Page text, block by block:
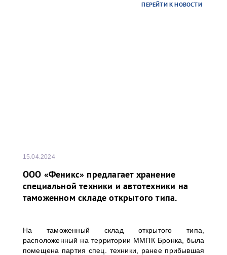
Олеговича. Торжественное открытие
ПЕРЕЙТИ К НОВОСТИ
15.04.2024
ООО «Феникс» предлагает хранение
специальной техники и автотехники на
таможенном складе открытого типа.
На таможенный склад открытого типа,
расположенный на территории ММПК Бронка, была
помещена партия спец. техники, ранее прибывшая